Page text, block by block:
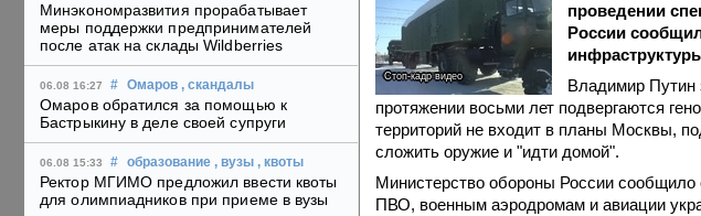
Минэкономразвития прорабатывает
меры поддержки предпринимателей
после атак на склады Wildberries
06.08 16:27 # Омаров , скандалы
Омаров обратился за помощью к
Бастрыкину в деле своей супруги
06.08 15:33 # образование , вузы , квоты
Ректор МГИМО предложил ввести квоты
для олимпиадников при приеме в вузы
Стоп-кадр видео
проведении
России
Владимир Путин
протяжении восьми лет подвергаются
территорий не входит в планы Москвы,
сложить оружие и "идти домой".
Министерство обороны России сообщило
ПВО, военным аэродромам и авиации